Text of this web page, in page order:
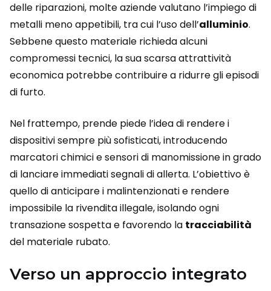
delle riparazioni, molte aziende valutano l’impiego di
metalli meno appetibili, tra cui l’uso dell’alluminio.
Sebbene questo materiale richieda alcuni
compromessi tecnici, la sua scarsa attrattività
economica potrebbe contribuire a ridurre gli episodi
di furto.
Nel frattempo, prende piede l’idea di rendere i
dispositivi sempre più sofisticati, introducendo
marcatori chimici e sensori di manomissione in grado
di lanciare immediati segnali di allerta. L’obiettivo è
quello di anticipare i malintenzionati e rendere
impossibile la rivendita illegale, isolando ogni
transazione sospetta e favorendo la tracciabilità
del materiale rubato.
Verso un approccio integrato